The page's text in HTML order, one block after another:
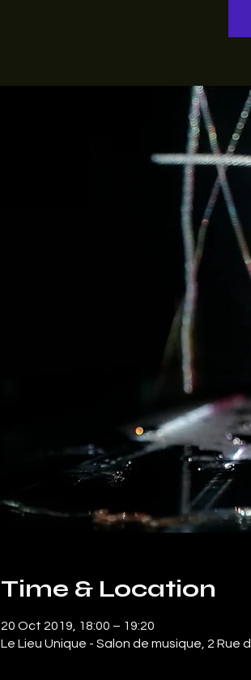
Time & Location
20 Oct 2019, 18:00 – 19:20
Le Lieu Unique - Salon de musique, 2 Rue